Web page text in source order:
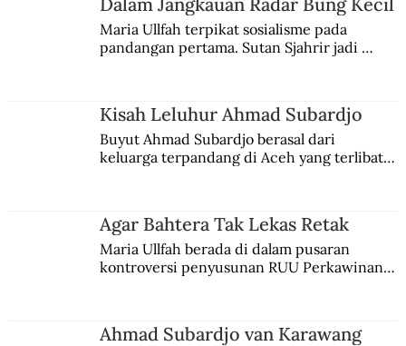
Maria Ullfah terpikat sosialisme pada
pandangan pertama. Sutan Sjahrir jadi
Kisah Leluhur Ahmad Subardjo
Buyut Ahmad Subardjo berasal dari
keluarga terpandang di Aceh yang terlibat
Agar Bahtera Tak Lekas Retak
Maria Ullfah berada di dalam pusaran
kontroversi penyusunan RUU Perkawinan.
Ahmad Subardjo van Karawang